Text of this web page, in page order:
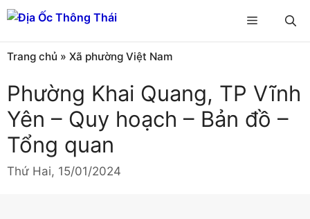
Chuyển
đến
nội
dung
Menu
Trang chủ » Xã phường Việt Nam
Phường Khai Quang, TP Vĩnh
Yên – Quy hoạch – Bản đồ –
Tổng quan
Thứ Hai, 15/01/2024